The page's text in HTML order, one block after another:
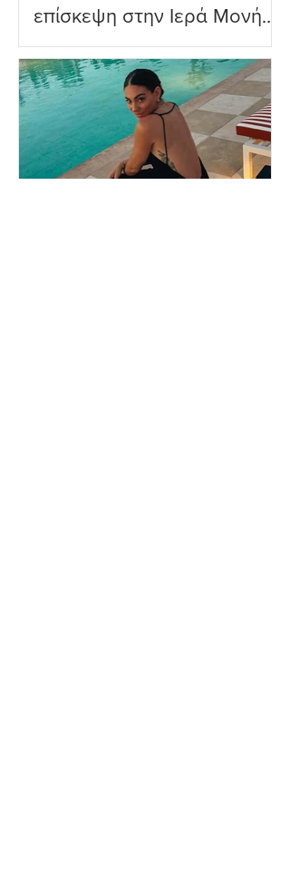
επίσκεψη στην Ιερά Μονή
Πανορμίτη